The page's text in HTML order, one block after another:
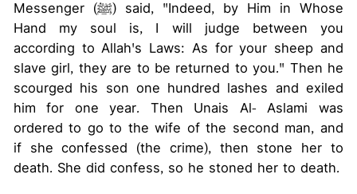
Messenger (ﷺ) said, "Indeed, by Him in Whose
Hand my soul is, I will judge between you
according to Allah's Laws: As for your sheep and
slave girl, they are to be returned to you." Then he
scourged his son one hundred lashes and exiled
him for one year. Then Unais Al- Aslami was
ordered to go to the wife of the second man, and
if she confessed (the crime), then stone her to
death. She did confess, so he stoned her to death.